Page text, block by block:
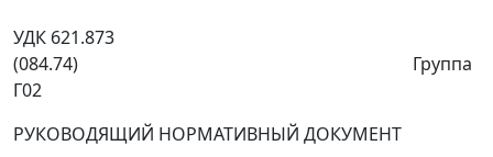
УДК 621.873
(084.74) Группа
Г02
РУКОВОДЯЩИЙ НОРМАТИВНЫЙ ДОКУМЕНТ